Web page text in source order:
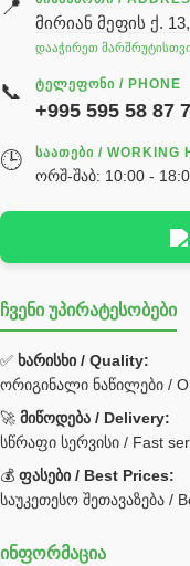
ჰიდრავლიკის
реек
სხადასხვა
Hyva
უჟანგავი ფოლადი
Bobcat ფილტრი
Caterpillar
JCB ფილტრი
ქვაბი გათბობა
📍
მირიან მეფის ქ.
დააჭირეთ
📞 ᲢᲔᲚᲔᲤᲝᲜᲘ / PHONE
+995 595 58 87
🕒 ᲡᲐᲐᲗᲔᲑᲘ / WORKING
ორშ-შაბ: 10:00 -
ჩვენი უპირატესობები
✅ ხარისხი / Quality:
ორიგინალი ნაწილები /
🚀 მიწოდება / Delivery:
სწრაფი სერვისი / Fast
💰 ფასები / Best Prices:
საუკეთესო შეთავაზება /
ინფორმაცია